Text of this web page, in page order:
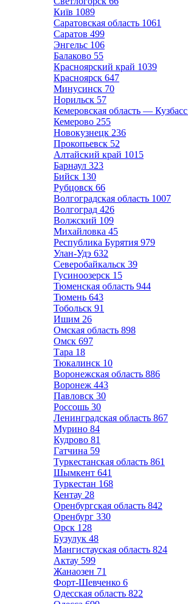
Київ 1089
Саратовская область 1061
Саратов 499
Энгельс 106
Балаково 55
Красноярский край 1039
Красноярск 647
Минусинск 70
Норильск 57
Кемеровская область — Кузбасс
Кемерово 255
Новокузнецк 236
Прокопьевск 52
Алтайский край 1015
Барнаул 323
Бийск 130
Рубцовск 66
Волгоградская область 1007
Волгоград 426
Волжский 109
Михайловка 45
Республика Бурятия 979
Улан-Удэ 632
Северобайкальск 39
Гусиноозерск 15
Тюменская область 944
Тюмень 643
Тобольск 91
Ишим 26
Омская область 898
Омск 697
Тара 18
Тюкалинск 10
Воронежская область 886
Воронеж 443
Павловск 30
Россошь 30
Ленинградская область 867
Мурино 84
Кудрово 81
Гатчина 59
Туркестанская область 861
Шымкент 641
Туркестан 168
Кентау 28
Оренбургская область 842
Оренбург 330
Орск 128
Бузулук 48
Мангистауская область 824
Актау 599
Жанаозен 71
Форт-Шевченко 6
Одесская область 822